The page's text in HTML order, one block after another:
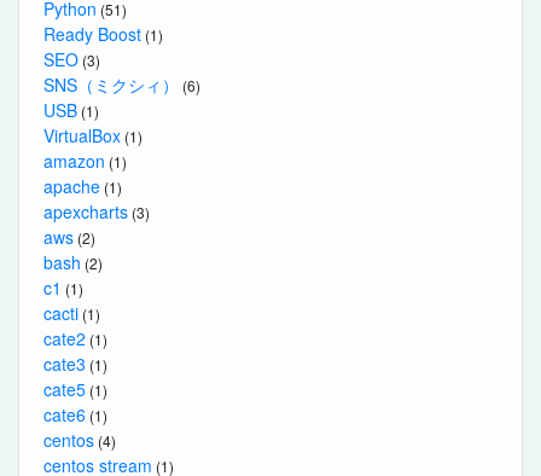
Python (51)
Ready Boost (1)
SEO (3)
SNS（ミクシィ） (6)
USB (1)
VirtualBox (1)
amazon (1)
apache (1)
apexcharts (3)
aws (2)
bash (2)
c1 (1)
cacti (1)
cate2 (1)
cate3 (1)
cate5 (1)
cate6 (1)
centos (4)
centos stream (1)